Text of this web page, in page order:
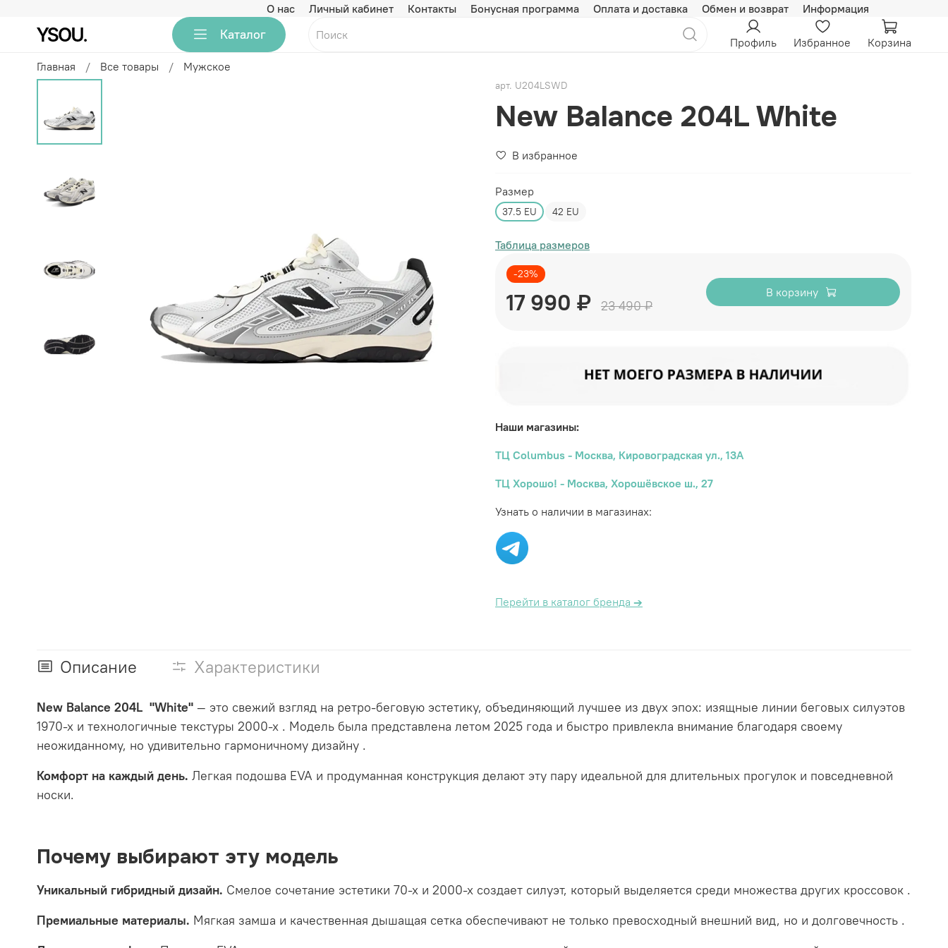
О нас Личный кабинет Контакты Бонусная программа Оплата и доставка Обмен и возврат Информация
Каталог Профиль Избранное
Корзина
Главная
Все товары Мужское
арт. U204LSWD
New Balance 204L White
В избранное
Размер
37.5 EU 42 EU
Таблица размеров
-23%
17 990 ₽ 23 490 ₽
В корзину
Наши магазины:
ТЦ Columbus - Москва, Кировоградская ул., 13А
ТЦ Хорошо! - Москва, Хорошёвское ш., 27
Узнать о наличии в магазинах:
Перейти в каталог бренда →
Описание Характеристики
New Balance 204L "White" — это свежий взгляд на ретро-беговую эстетику, объединяющий лучшее из двух эпох: изящные линии беговых силуэтов
1970-х и технологичные текстуры 2000-х . Модель была представлена летом 2025 года и быстро привлекла внимание благодаря своему
неожиданному, но удивительно гармоничному дизайну .
Комфорт на каждый день. Легкая подошва EVA и продуманная конструкция делают эту пару идеальной для длительных прогулок и повседневной
носки.
Почему выбирают эту модель
Уникальный гибридный дизайн. Смелое сочетание эстетики 70-х и 2000-х создает силуэт, который выделяется среди множества других кроссовок .
Премиальные материалы. Мягкая замша и качественная дышащая сетка обеспечивают не только превосходный внешний вид, но и долговечность .